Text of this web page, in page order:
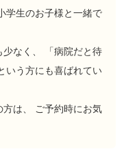
学生のお子様と一緒で
少なく、 「病院だと待
いう方にも喜ばれてい
は、 ご予約時にお気